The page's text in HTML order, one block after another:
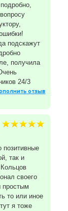
подскажут
получила
24/3
отзыв
позитивные
так и
своего
простым
то или иное
я тоже